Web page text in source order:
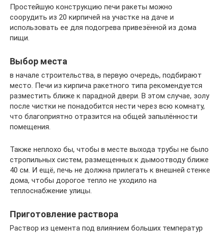
Простейшую конструкцию печи ракеты можно
соорудить из 20 кирпичей на участке на даче и
использовать ее для подогрева привезённой из дома
пищи.
Выбор места
в начале строительства, в первую очередь, подбирают
место. Печи из кирпича ракетного типа рекомендуется
разместить ближе к парадной двери. В этом случае, золу
после чистки не понадобится нести через всю комнату,
что благоприятно отразится на общей запылённости
помещения.
Также неплохо бы, чтобы в месте выхода трубы не было
стропильных систем, размещенных к дымоотводу ближе
40 см. И ещё, печь не должна прилегать к внешней стенке
дома, чтобы дорогое тепло не уходило на
теплоснабжение улицы.
Приготовление раствора
Раствор из цемента под влиянием больших температур